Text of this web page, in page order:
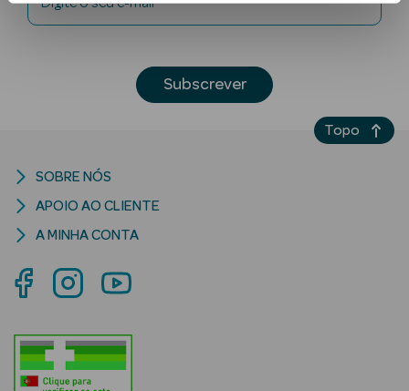
Ver Tudo
Solares
Corpo
Rosto
Solares Bebé e
Criança
Subscrever
SOBRE NÓS
APOIO AO CLIENTE
A MINHA CONTA
Topo